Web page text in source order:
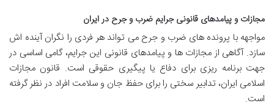
مجازات و پیامدهای قانونی جرایم ضرب و جرح در ایران
مواجهه با پرونده های ضرب و جرح می تواند هر فردی را نگران آینده اش
سازد. آگاهی از مجازات ها و پیامدهای قانونی این جرایم، گامی اساسی در
جهت برنامه ریزی برای دفاع یا پیگیری حقوقی است. قانون مجازات
اسلامی ایران، تدابیر سختی را برای حفظ جان و سلامت افراد در نظر گرفته
است.